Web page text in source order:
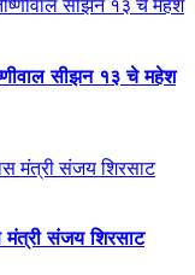
सीझन १३ चे महेश
मंत्री संजय शिरसाट